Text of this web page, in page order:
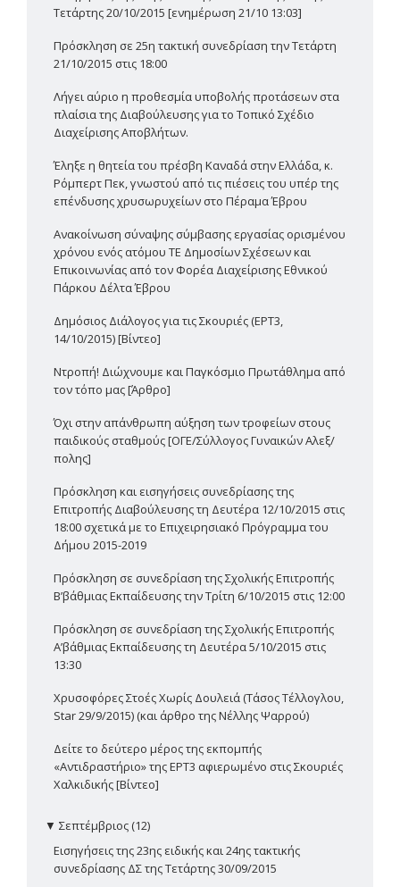
Τετάρτης 20/10/2015 [ενημέρωση 21/10 13:03]
Πρόσκληση σε 25η τακτική συνεδρίαση την Τετάρτη
21/10/2015 στις 18:00
Λήγει αύριο η προθεσμία υποβολής προτάσεων στα
πλαίσια της Διαβούλευσης για το Τοπικό Σχέδιο
Διαχείρισης Αποβλήτων.
Έληξε η θητεία του πρέσβη Καναδά στην Ελλάδα, κ.
Ρόμπερτ Πεκ, γνωστού από τις πιέσεις του υπέρ της
επένδυσης χρυσωρυχείων στο Πέραμα Έβρου
Ανακοίνωση σύναψης σύμβασης εργασίας ορισμένου
χρόνου ενός ατόμου ΤΕ Δημοσίων Σχέσεων και
Επικοινωνίας από τον Φορέα Διαχείρισης Εθνικού
Πάρκου Δέλτα Έβρου
Δημόσιος Διάλογος για τις Σκουριές (ΕΡΤ3,
14/10/2015) [Βίντεο]
Ντροπή! Διώχνουμε και Παγκόσμιο Πρωτάθλημα από
τον τόπο μας [Άρθρο]
Όχι στην απάνθρωπη αύξηση των τροφείων στους
παιδικούς σταθμούς [ΟΓΕ/Σύλλογος Γυναικών Αλεξ/
πολης]
Πρόσκληση και εισηγήσεις συνεδρίασης της
Επιτροπής Διαβούλευσης τη Δευτέρα 12/10/2015 στις
18:00 σχετικά με το Επιχειρησιακό Πρόγραμμα του
Δήμου 2015-2019
Πρόσκληση σε συνεδρίαση της Σχολικής Επιτροπής
Β’βάθμιας Εκπαίδευσης την Τρίτη 6/10/2015 στις 12:00
Πρόσκληση σε συνεδρίαση της Σχολικής Επιτροπής
Α’βάθμιας Εκπαίδευσης τη Δευτέρα 5/10/2015 στις
13:30
Χρυσοφόρες Στοές Χωρίς Δουλειά (Τάσος Τέλλογλου,
Star 29/9/2015) (και άρθρο της Νέλλης Ψαρρού)
Δείτε το δεύτερο μέρος της εκπομπής
«Αντιδραστήριο» της ΕΡΤ3 αφιερωμένο στις Σκουριές
Χαλκιδικής [Βίντεο]
▼ Σεπτέμβριος (12)
Εισηγήσεις της 23ης ειδικής και 24ης τακτικής
συνεδρίασης ΔΣ της Τετάρτης 30/09/2015